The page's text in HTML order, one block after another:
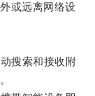
或远离网络设
搜索和接收附